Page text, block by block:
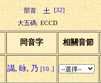
部首: [32]
大五碼: ECCD
同音字 相關音節
譪, 昹, 乃 [10..]